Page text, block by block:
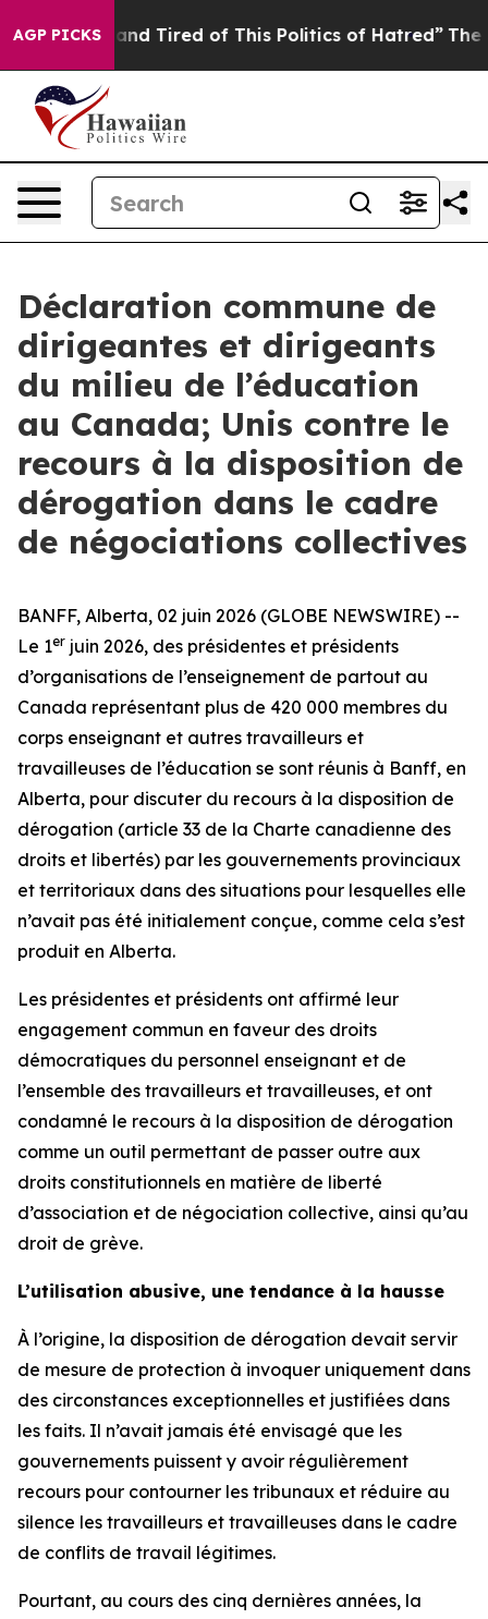
AGP PICKS
and Tired of This Politics of Hatred” The Story
Déclaration commune de
dirigeantes et dirigeants
du milieu de l’éducation
au Canada; Unis contre le
recours à la disposition de
dérogation dans le cadre
de négociations collectives
BANFF, Alberta, 02 juin 2026 (GLOBE NEWSWIRE) --
Le 1er juin 2026, des présidentes et présidents
d’organisations de l’enseignement de partout au
Canada représentant plus de 420 000 membres du
corps enseignant et autres travailleurs et
travailleuses de l’éducation se sont réunis à Banff, en
Alberta, pour discuter du recours à la disposition de
dérogation (article 33 de la Charte canadienne des
droits et libertés) par les gouvernements provinciaux
et territoriaux dans des situations pour lesquelles elle
n’avait pas été initialement conçue, comme cela s’est
produit en Alberta.
Les présidentes et présidents ont affirmé leur
engagement commun en faveur des droits
démocratiques du personnel enseignant et de
l’ensemble des travailleurs et travailleuses, et ont
condamné le recours à la disposition de dérogation
comme un outil permettant de passer outre aux
droits constitutionnels en matière de liberté
d’association et de négociation collective, ainsi qu’au
droit de grève.
L’utilisation abusive, une tendance à la hausse
À l’origine, la disposition de dérogation devait servir
de mesure de protection à invoquer uniquement dans
des circonstances exceptionnelles et justifiées dans
les faits. Il n’avait jamais été envisagé que les
gouvernements puissent y avoir régulièrement
recours pour contourner les tribunaux et réduire au
silence les travailleurs et travailleuses dans le cadre
de conflits de travail légitimes.
Pourtant, au cours des cinq dernières années, la